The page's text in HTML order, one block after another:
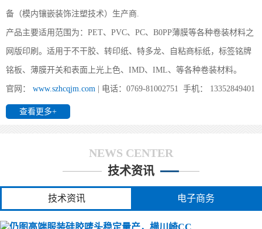
备（模内镶嵌装饰注塑技术）生产商.
产品主要适用范围为：PET、PVC、PC、B0PP薄膜等各种卷装材料之
网版印刷。适用于不干胶、转印纸、特多龙、自粘商标纸，标签铭牌
铭板、薄膜开关和表面上光上色、IMD、IML、等各种卷装材料。
官网： www.szhcqjm.com | 电话：0769-81002751 手机： 13352849401
查看更多+
NEWS CENTER
技术资讯
技术资讯 电子商务
材， 要考虑好片材的定位方式及入口方式；3、要考虑好产品的顶出
方式。
环境的限制，IMD/IML最重要、最受限制的是IMD/IML的业务来源
(仍图)全自动卷对卷丝印机都能印哪些产品
(仍图) 您好,我司所生产的全自动丝印机广泛用于PET、PVC 、转印